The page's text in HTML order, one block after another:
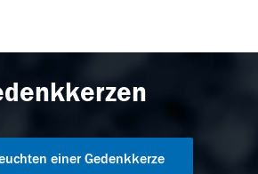
einer Gedenkkerze